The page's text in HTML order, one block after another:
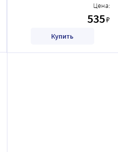
Цена:
535₽
Купить